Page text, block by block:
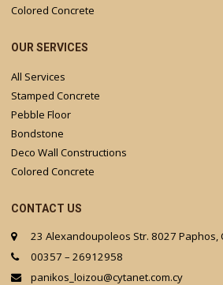
Colored Concrete
OUR SERVICES
All Services
Stamped Concrete
Pebble Floor
Bondstone
Deco Wall Constructions
Colored Concrete
CONTACT US
23 Alexandoupoleos Str. 8027 Paphos,
00357 – 26912958
panikos_loizou@cytanet.com.cy